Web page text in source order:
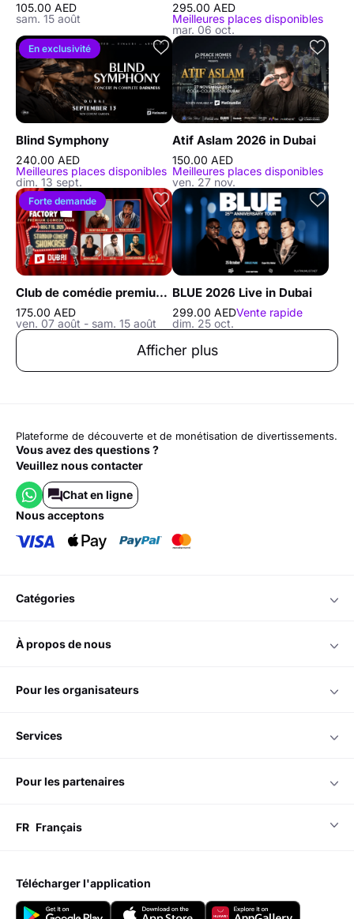
105.00 AED
sam. 15 août
295.00 AED
Meilleures places disponibles
mar. 06 oct.
En exclusivité
Blind Symphony
240.00 AED
Meilleures places disponibles
dim. 13 sept.
Atif Aslam 2026 in Dubai
150.00 AED
Meilleures places disponibles
ven. 27 nov.
Forte demande
Club de comédie premium The Laughter Factory «Tournée août 2026»
175.00 AED
ven. 07 août - sam. 15 août
BLUE 2026 Live in Dubai
299.00 AEDVente rapide
dim. 25 oct.
Afficher plus
Plateforme de découverte et de monétisation de divertissements.
Vous avez des questions ?
Veuillez nous contacter
Chat en ligne
nous acceptons
catégories
à propos de nous
pour les organisateurs
services
pour les partenaires
FR Français
télécharger l'application